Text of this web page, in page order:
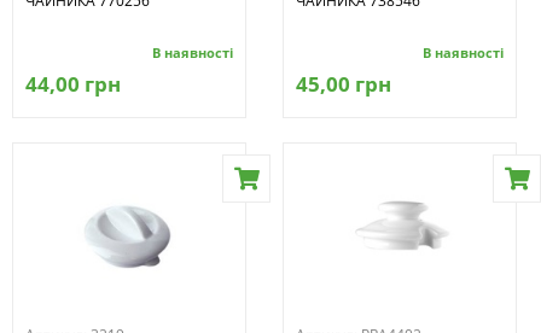
В наявності
44,00 грн
В наявності
45,00 грн